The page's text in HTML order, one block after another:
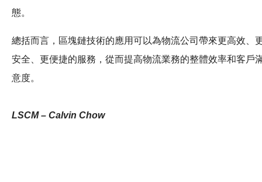
態。
總括而言，區塊鏈技術的應用可以為物流公司帶來更高效、
安全、更便捷的服務，從而提高物流業務的整體效率和客戶
意度。
LSCM – Calvin Chow